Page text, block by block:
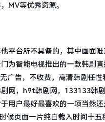
MV等优秀资源。
平台所不具备的，其中画面
为智能电视推出的一款韩剧
告，不收费，高清韩剧任
网，h9t韩剧网，133133韩
用户最好最喜欢的一项当然
候页面一片纯白载入时间十